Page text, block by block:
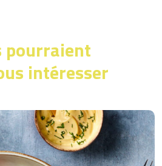
pourraient
intéresser